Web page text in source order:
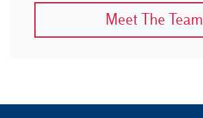
Meet The Team